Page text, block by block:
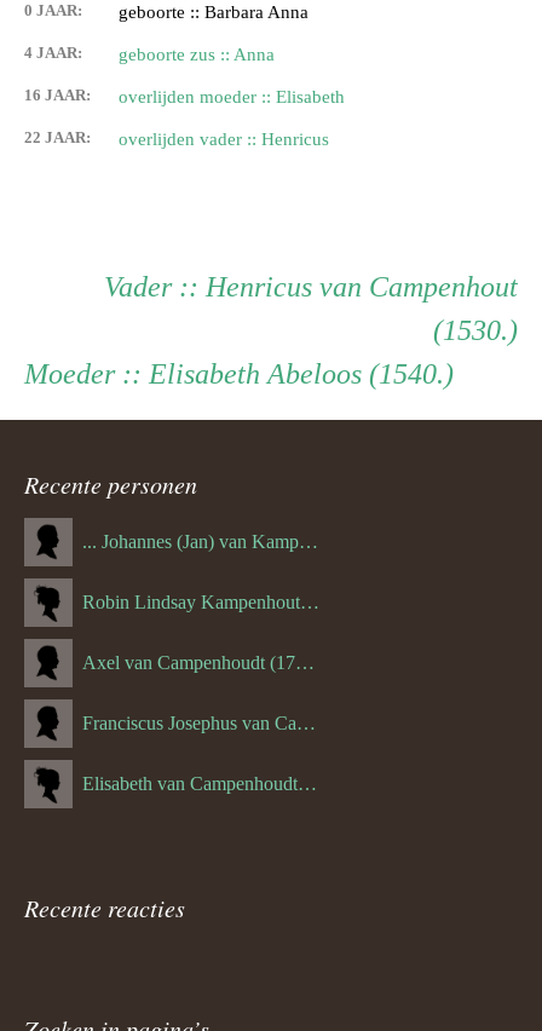
0 JAAR: geboorte :: Barbara Anna
4 JAAR: geboorte zus :: Anna
16 JAAR: overlijden moeder :: Elisabeth
22 JAAR: overlijden vader :: Henricus
Persoon
ouder
Vader Vader
:: Henricus van Campenhout
(1530.)
Moeder Moeder
:: Elisabeth Abeloos (1540.)
Recente personen
... Johannes (Jan) van Kampenhout (1311.)
Robin Lindsay Kampenhout (1346.) (06-03-2023)
Axel van Campenhoudt (1738.)
Franciscus Josephus van Campenhoudt (1719.) (10-08-1875)
Elisabeth van Campenhoudt (1716.) (28-05-1870)
Recente reacties